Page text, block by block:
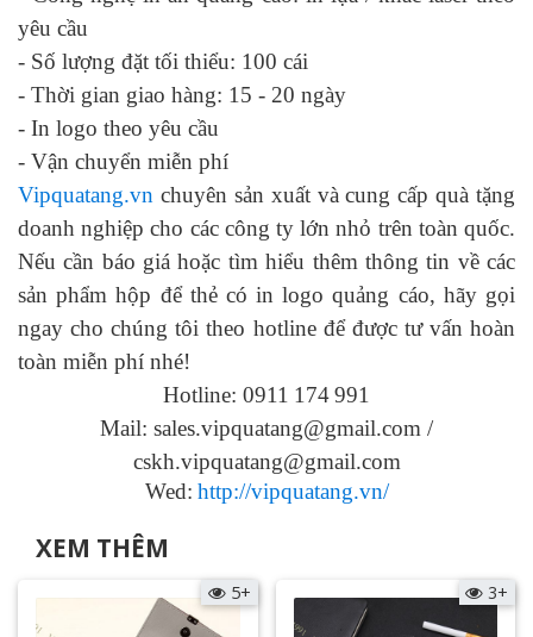
yêu cầu
- Số lượng đặt tối thiểu: 100 cái
- Thời gian giao hàng: 1 5 - 20 ngày
- In logo theo yêu cầu
- Vận chuyển miễn phí
Vipquatang.vn chuyên sản xuất và cung cấp quà tặng
doanh nghiệp cho các công ty lớn nhỏ trên toàn quốc.
Nếu cần báo giá hoặc tìm hiểu thêm thông tin về các
sản phẩm hộp để thẻ có in logo quảng cáo, hãy gọi
ngay cho chúng tôi theo hotline để được tư vấn hoàn
toàn miễn phí nhé!
Hotline: 0911 174991
Mail: sales.vipquatang@gmail.com /
cskh.vipquatang@gmail.com
Wed: http://vipquatang.vn/
XEM THÊM
5+ 3+